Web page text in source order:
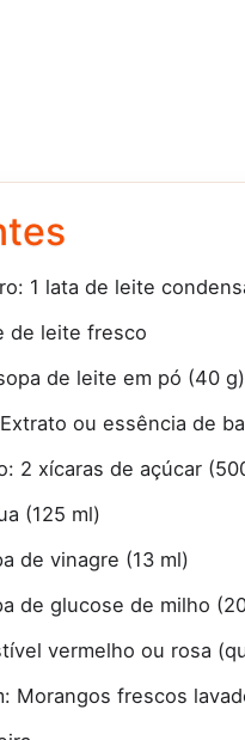
1 lata de leite
de leite fresco
de leite em pó (40 g)
ou essência de
2 xícaras de açúcar
(125 ml)
de vinagre (13 ml)
de glucose de milho
vermelho ou rosa
Morangos frescos